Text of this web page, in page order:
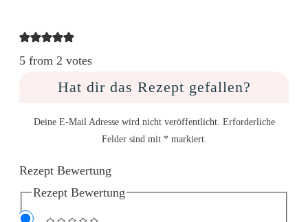
5 from 2 votes
Hat dir das Rezept gefallen?
Deine E-Mail Adresse wird nicht veröffentlicht. Erforderliche
Felder sind mit * markiert.
Rezept Bewertung
Rezept Bewertung